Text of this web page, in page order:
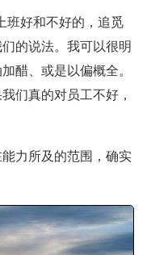
班好和不好的，追觅
的说法。我可以很明
醋、或是以偏概全。
们真的对员工不好，
力所及的范围，确实